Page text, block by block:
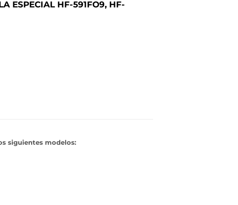
ESPECIAL HF-591FO9, HF-
siguientes modelos: